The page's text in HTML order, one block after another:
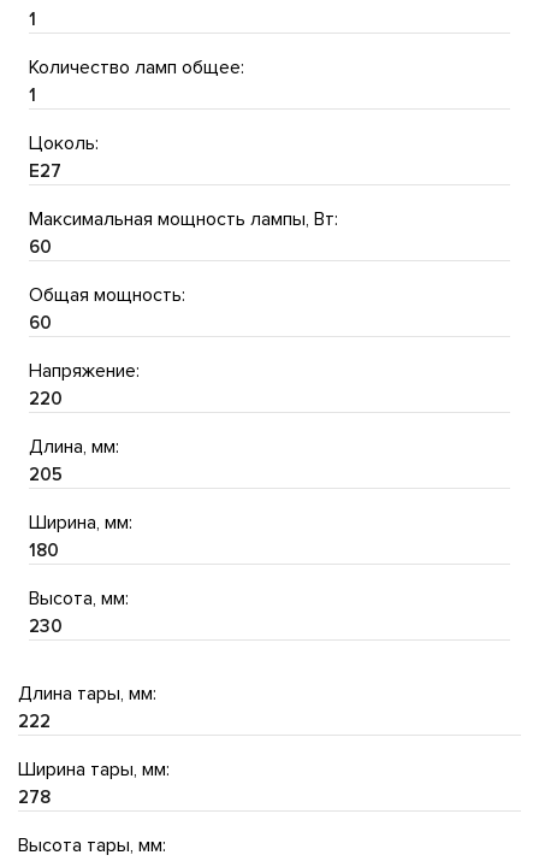
1
Количество ламп общее:
1
Цоколь:
E27
Максимальная мощность лампы, Вт:
60
Общая мощность:
60
Напряжение:
220
Длина, мм:
205
Ширина, мм:
180
Высота, мм:
230
Длина тары, мм:
222
Ширина тары, мм:
278
Высота тары, мм: